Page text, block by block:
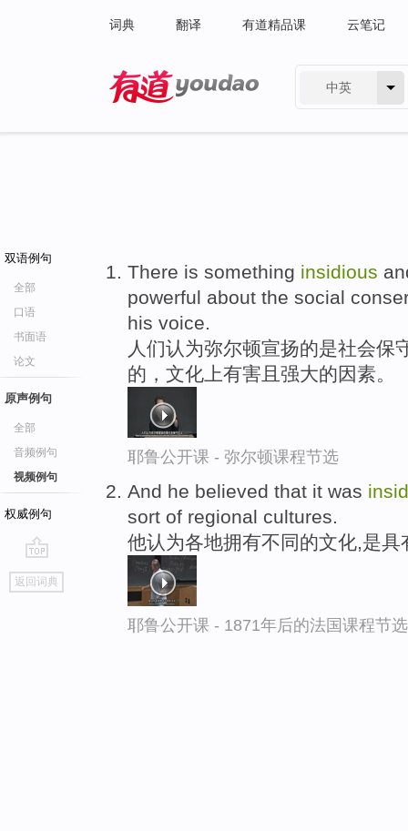
词典 翻译 有道精品课 云笔记
中英
双语例句
全部
口语
书面语
论文
原声例句
全部
音频例句
视频例句
权威例句
go
top
返回词典
There is something insidious
powerful about the social
his voice.
人们认为弥尔顿宣扬的是社会保
的，文化上有害且强大的因素。
耶鲁公开课 - 弥尔顿课程节选
And he believed that it was
sort of regional cultures.
他认为各地拥有不同的文化,是具
耶鲁公开课 - 1871年后的法国课程节选